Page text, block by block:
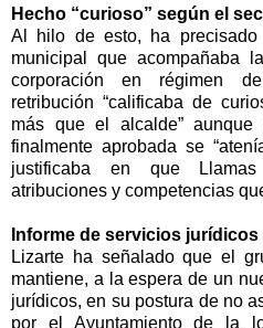
Hecho “curioso” según el
Al hilo de esto, ha precisado
municipal que acompañaba
corporación en régimen
retribución “calificaba de
más que el alcalde”
finalmente aprobada se
justificaba en que
atribuciones y competencias
Informe de servicios jurídicos
Lizarte ha señalado que el
mantiene, a la espera de un
jurídicos, en su postura de no
por el Ayuntamiento de la